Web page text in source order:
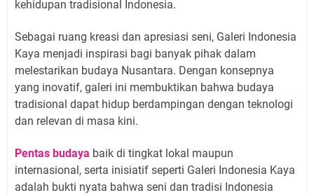
kehidupan tradisional Indonesia.
Sebagai ruang kreasi dan apresiasi seni, Galeri Indonesia
Kaya menjadi inspirasi bagi banyak pihak dalam
melestarikan budaya Nusantara. Dengan konsepnya
yang inovatif, galeri ini membuktikan bahwa budaya
tradisional dapat hidup berdampingan dengan teknologi
dan relevan di masa kini.
Pentas budaya baik di tingkat lokal maupun
internasional, serta inisiatif seperti Galeri Indonesia Kaya
adalah bukti nyata bahwa seni dan tradisi Indonesia